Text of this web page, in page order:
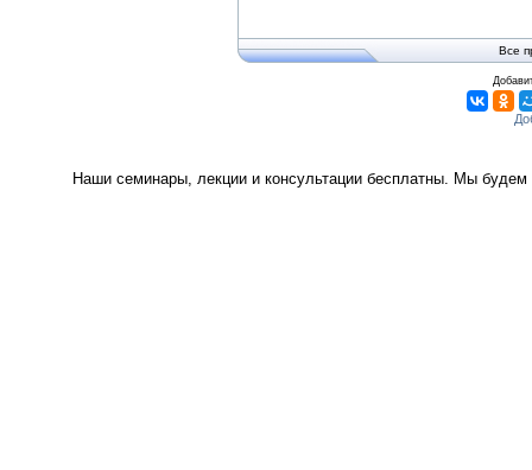
Все
Наши семинары, лекции и консультации бесплатны. Мы